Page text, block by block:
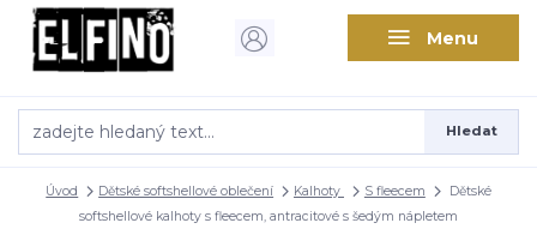
Menu
Hledat
Úvod Dětské softshellové oblečení Kalhoty S fleecem
Dětské
softshellové kalhoty s fleecem, antracitové s šedým nápletem